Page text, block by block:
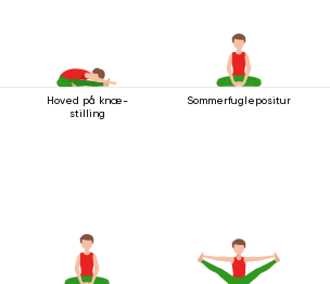
Hoved på knæ-
stilling
Sommerfuglepositur